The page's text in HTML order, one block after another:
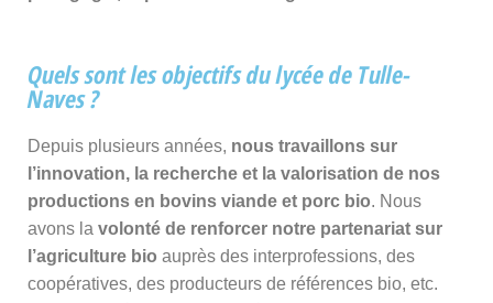
Quels sont les objectifs du lycée de Tulle-
Naves ?
Depuis plusieurs années, nous travaillons sur
l’innovation, la recherche et la valorisation de nos
productions en bovins viande et porc bio. Nous
avons la volonté de renforcer notre partenariat sur
l’agriculture bio auprès des interprofessions, des
coopératives, des producteurs de références bio, etc.